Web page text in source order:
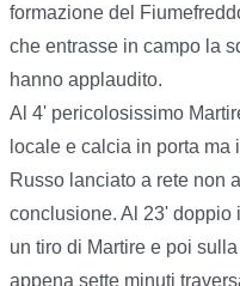
formazione del
che entrasse in campo la
hanno applaudito.
Al 4' pericolosissimo
locale e calcia in porta
Russo lanciato a rete non
conclusione. Al 23' doppio
un tiro di Martire e poi
appena sette minuti